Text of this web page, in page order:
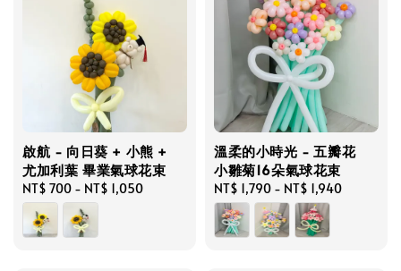
啟航 - 向日葵 + 小熊 +
尤加利葉 畢業氣球花束
Regular
price
NT$ 700 - NT$ 1,050
溫柔的小時光 - 五瓣花
小雛菊16朵氣球花束
Regular
price
NT$ 1,790 - NT$ 1,940